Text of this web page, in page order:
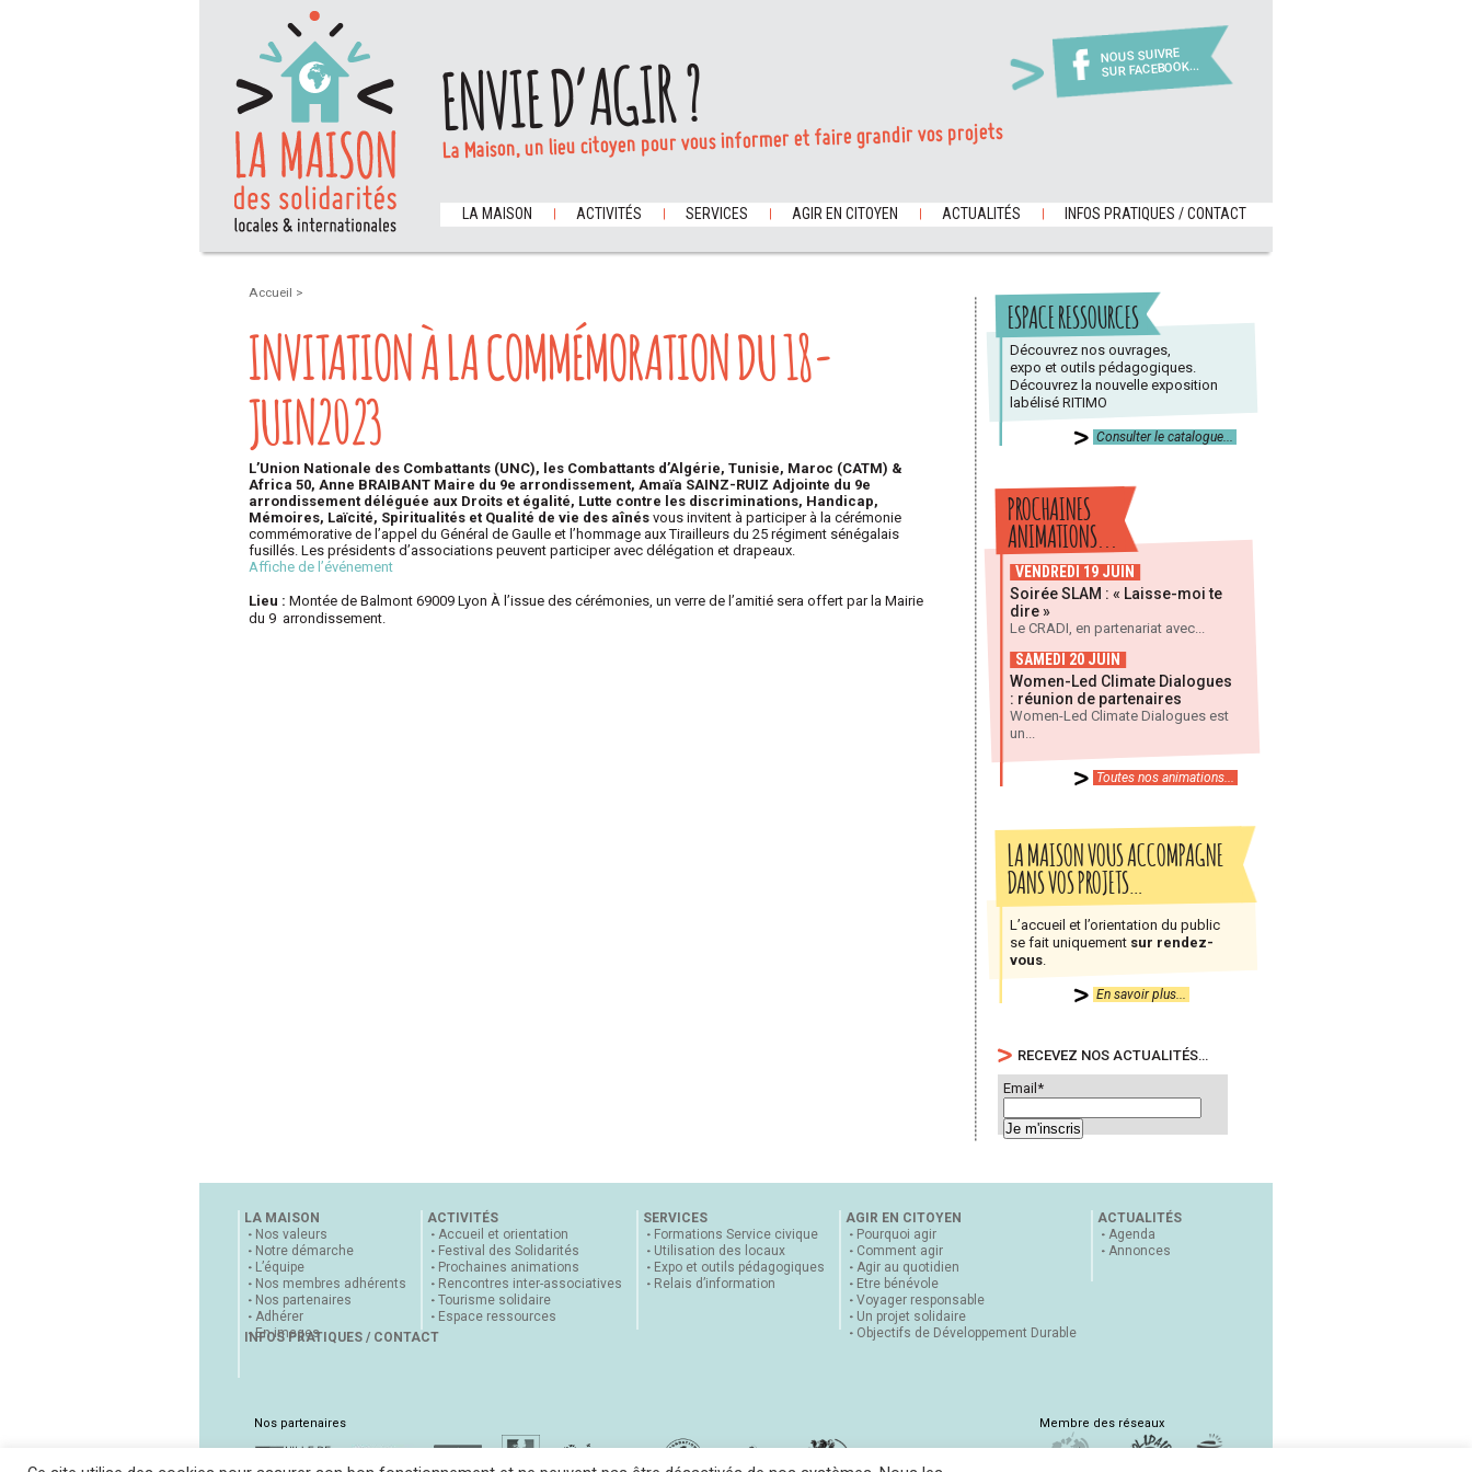
NOUS SUIVRE
SUR FACEBOOK...
ENVIE D’AGIR ?
La Maison, un lieu citoyen pour vous informer et faire grandir vos projets
LA MAISON ACTIVITÉS SERVICES AGIR EN CITOYEN ACTUALITÉS INFOS PRATIQUES / CONTACT
Accueil >
INVITATION À LA COMMÉMORATION DU 18-
JUIN2023
L’Union Nationale des Combattants (UNC), les Combattants d’Algérie, Tunisie, Maroc (CATM) &
Africa 50, Anne BRAIBANT Maire du 9e arrondissement, Amaïa SAINZ-RUIZ Adjointe du 9e
arrondissement déléguée aux Droits et égalité, Lutte contre les discriminations, Handicap,
Mémoires, Laïcité, Spiritualités et Qualité de vie des aînés vous invitent à participer à la cérémonie
commémorative de l’appel du Général de Gaulle et l’hommage aux Tirailleurs du 25 régiment sénégalais
fusillés. Les présidents d’associations peuvent participer avec délégation et drapeaux.
Affiche de l’événement
Lieu : Montée de Balmont 69009 Lyon À l’issue des cérémonies, un verre de l’amitié sera offert par la Mairie
du 9 arrondissement.
ESPACE RESSOURCES
Découvrez nos ouvrages,
expo et outils pédagogiques.
Découvrez la nouvelle exposition
labélisé RITIMO
Consulter le catalogue...
PROCHAINES
ANIMATIONS...
VENDREDI 19 JUIN
Soirée SLAM : « Laisse-moi te
dire »
Le CRADI, en partenariat avec...
SAMEDI 20 JUIN
Women-Led Climate Dialogues
: réunion de partenaires
Women-Led Climate Dialogues est
un...
Toutes nos animations...
LA MAISON VOUS ACCOMPAGNE
DANS VOS PROJETS…
L’accueil et l’orientation du public
se fait uniquement sur rendez-
vous
En savoir plus...
RECEVEZ NOS ACTUALITÉS…
Email*
LA MAISON
Nos valeurs
Notre démarche
L’équipe
Nos membres adhérents
Nos partenaires
Adhérer
En images
ACTIVITÉS
Accueil et orientation
Festival des Solidarités
Prochaines animations
Rencontres inter-associatives
Tourisme solidaire
Espace ressources
SERVICES
Formations Service civique
Utilisation des locaux
Expo et outils pédagogiques
Relais d’information
AGIR EN CITOYEN
Pourquoi agir
Comment agir
Agir au quotidien
Etre bénévole
Voyager responsable
Un projet solidaire
Objectifs de Développement Durable
ACTUALITÉS
Agenda
Annonces
INFOS PRATIQUES / CONTACT
Nos partenaires Membre des réseaux